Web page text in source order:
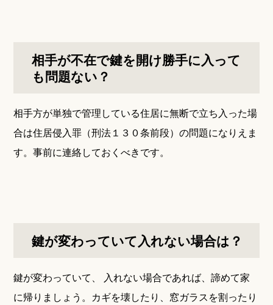
相手が不在で鍵を開け勝手に入って
も問題ない？
相手方が単独で管理している住居に無断で立ち入った場
合は住居侵入罪（刑法１３０条前段）の問題になりえま
す。事前に連絡しておくべきです。
鍵が変わっていて入れない場合は？
鍵が変わっていて、 入れない場合であれば、諦めて家
に帰りましょう。カギを壊したり、窓ガラスを割ったり